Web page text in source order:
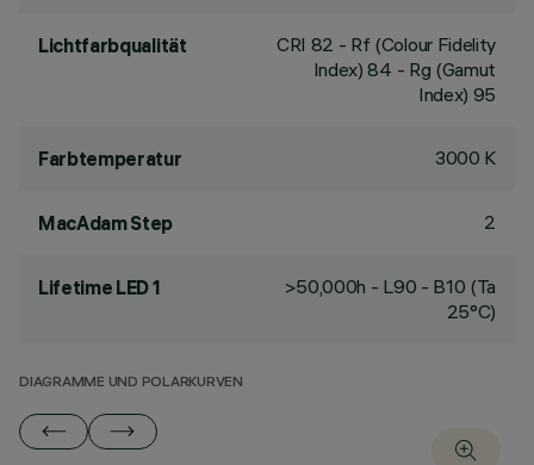
Lichtfarbqualität CRI 82 - Rf (Colour Fidelity
Index) 84 - Rg (Gamut
Index) 95
Farbtemperatur 3000 K
MacAdam Step 2
Lifetime LED 1
>50,000h - L90 - B10 (Ta
25°C)
DIAGRAMME UND POLARKURVEN